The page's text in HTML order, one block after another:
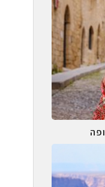
אישית